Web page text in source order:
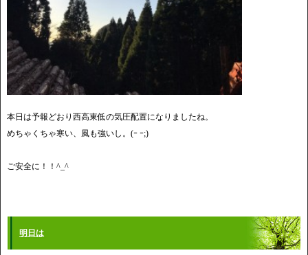
本日は予報どおり西高東低の気圧配置になりましたね。
めちゃくちゃ寒い、風も強いし。(ｰ ｰ;)
ご安全に！！^_^
明日は